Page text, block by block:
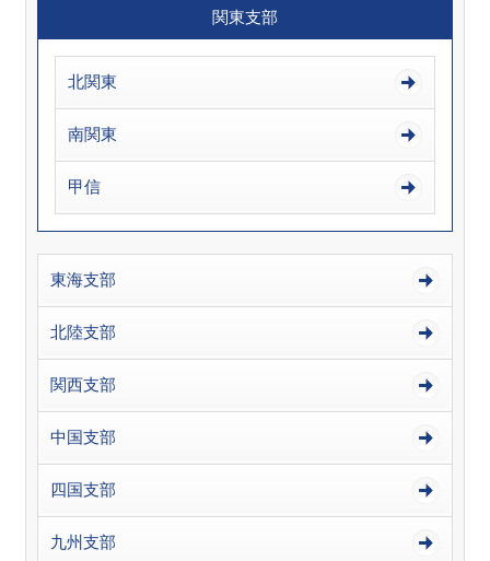
関東支部
北関東
南関東
甲信
東海支部
北陸支部
関西支部
中国支部
四国支部
九州支部